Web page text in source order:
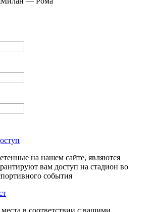
на нашем сайте, являются
вам доступ на стадион во
события
в соответствии с вашими